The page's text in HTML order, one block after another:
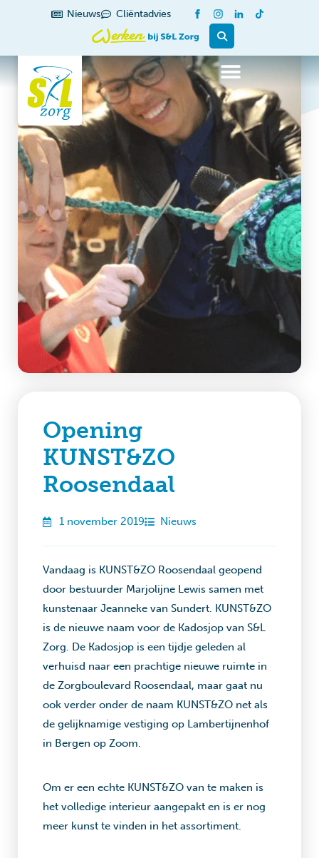
Nieuws Cliëntadvies
Opening
KUNST&ZO
Roosendaal
1 november 2019 Nieuws
Vandaag is KUNST&ZO Roosendaal geopend
door bestuurder Marjolijne Lewis samen met
kunstenaar Jeanneke van Sundert. KUNST&ZO
is de nieuwe naam voor de Kadosjop van S&L
Zorg. De Kadosjop is een tijdje geleden al
verhuisd naar een prachtige nieuwe ruimte in
de Zorgboulevard Roosendaal, maar gaat nu
ook verder onder de naam KUNST&ZO net als
de gelijknamige vestiging op Lambertijnenhof
in Bergen op Zoom.
Om er een echte KUNST&ZO van te maken is
het volledige interieur aangepakt en is er nog
meer kunst te vinden in het assortiment.